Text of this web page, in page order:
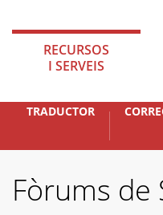
RECURSOS
I SERVEIS
TRADUCTOR
Fòrums de